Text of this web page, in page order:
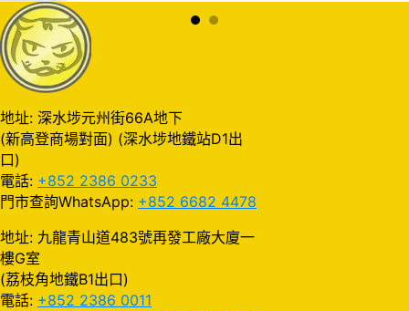
地址: 深水埗元州街66A地下
(新高登商場對面) (深水埗地鐵站D1出
口)
電話: +852 2386 0233
門市查詢WhatsApp: +852 6682 4478
地址: 九龍青山道483號再發工廠大廈一
樓G室
(荔枝角地鐵B1出口)
電話: +852 2386 0011